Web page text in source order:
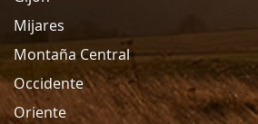
Mijares
Montaña Central
Occidente
Oriente